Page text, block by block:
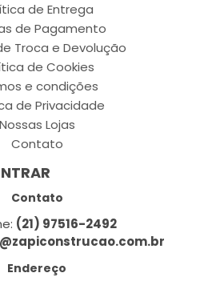
de Entrega
de Pagamento
Troca e Devolução
de Cookies
e condições
de Privacidade
Nossas Lojas
Contato
Contato
(21) 97516-2492
Endereço